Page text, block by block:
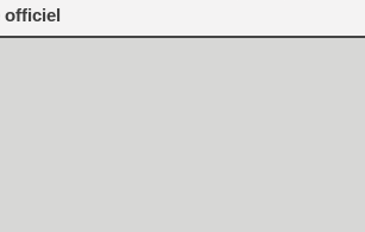
officiel